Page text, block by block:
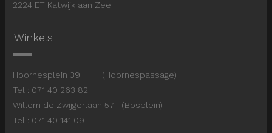
2224 ET Katwijk aan Zee
Winkels
Hoornesplein 39 (Hoornespassage)
Tel : 071 40 263 82
Willem de Zwijgerlaan 57 (Bosplein)
Tel : 071 40 141 09